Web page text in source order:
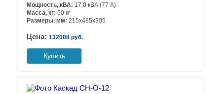
Мощность, кВА: 17,0 кВА (77 А)
Масса, кг: 50 кг
Размеры, мм: 215х485х305
Цена: 132008 руб.
Купить